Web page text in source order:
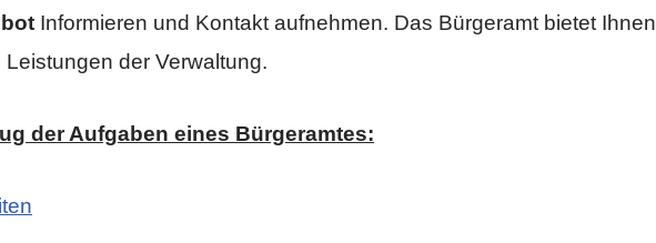
Informieren und Kontakt aufnehmen. Das Bürgeramt bietet Ihnen
der Verwaltung.
der Aufgaben eines Bürgeramtes: